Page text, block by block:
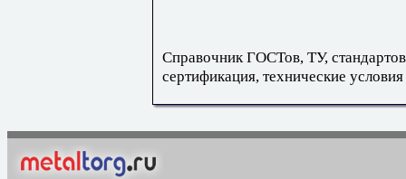
Справочник ГОСТов, ТУ,
сертификация, технические условия